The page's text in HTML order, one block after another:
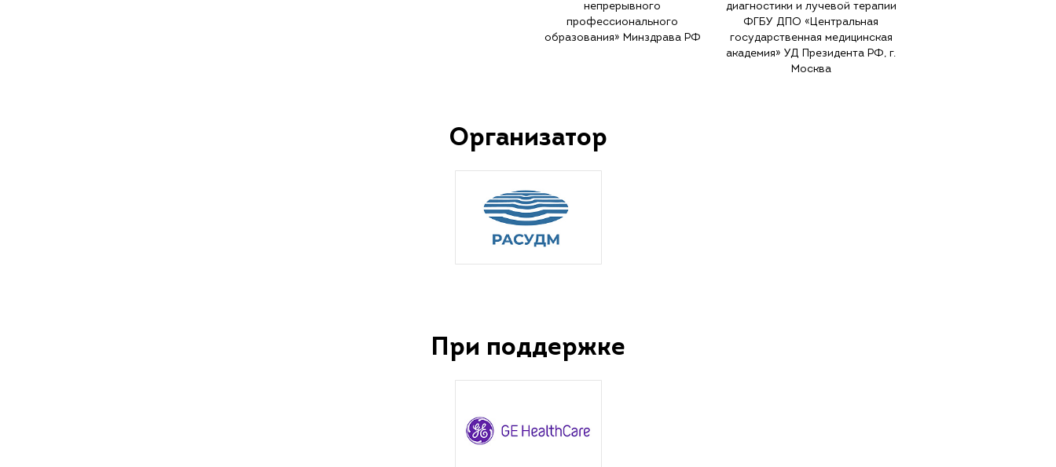
непрерывного
профессионального
образования» Минздрава РФ
диагностики и лучевой терапии
ФГБУ ДПО «Центральная
государственная медицинская
академия» УД Президента РФ, г.
Москва
Организатор
При поддержке